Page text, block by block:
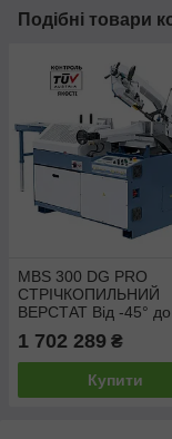
Подібні товари
MBS 300 DG PRO
СТРІЧКОПИЛЬНИЙ
ВЕРСТАТ Від -45° до
1 702 289 ₴
Купити